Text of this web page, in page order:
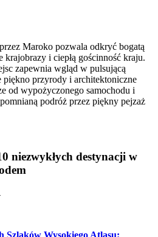
Maroko pozwala odkryć bogatą
krajobrazy i ciepłą gościnność kraju.
zapewnia wgląd w pulsującą
piękno przyrody i architektoniczne
od wypożyczonego samochodu i
podróż przez piękny pejzaż
niezwykłych destynacji w
Wysokiego Atlasu: